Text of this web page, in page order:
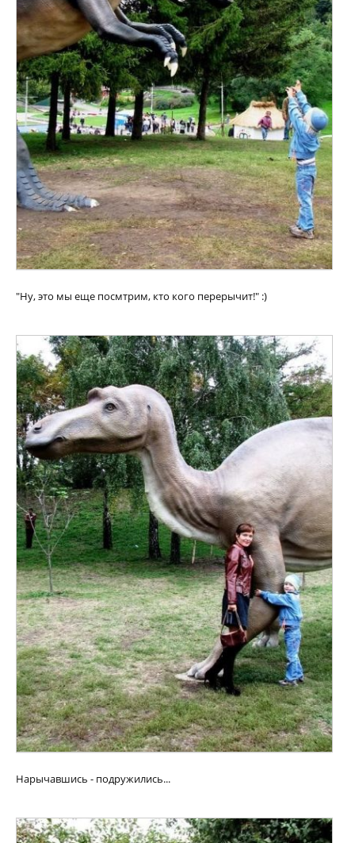
"Ну, это мы еще посмтрим, кто кого перерычит!" :)
Нарычавшись - подружились...